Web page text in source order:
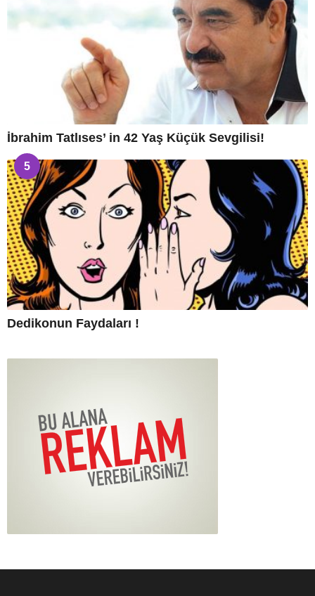
İbrahim Tatlıses’ in 42 Yaş Küçük Sevgilisi!
5
Dedikonun Faydaları !